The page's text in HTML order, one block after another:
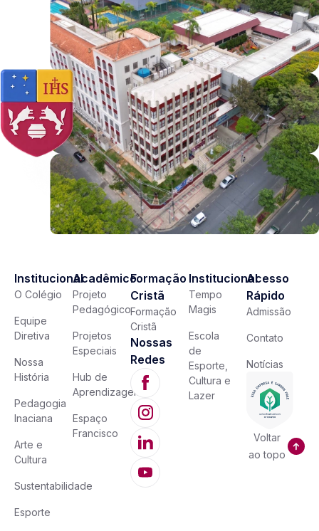
Institucional
O Colégio
Equipe
Diretiva
Nossa
História
Pedagogia
Inaciana
Arte e
Cultura
Sustentabilidade
Esporte
Acadêmico
Projeto
Pedagógico
Projetos
Especiais
Hub de
Aprendizagem
Espaço
Francisco
Formação
Cristã
Formação
Cristã
Nossas
Redes
Institucional
Tempo
Magis
Escola
de
Esporte,
Cultura e
Lazer
Acesso
Rápido
Admissão
Contato
Notícias
Voltar
ao topo